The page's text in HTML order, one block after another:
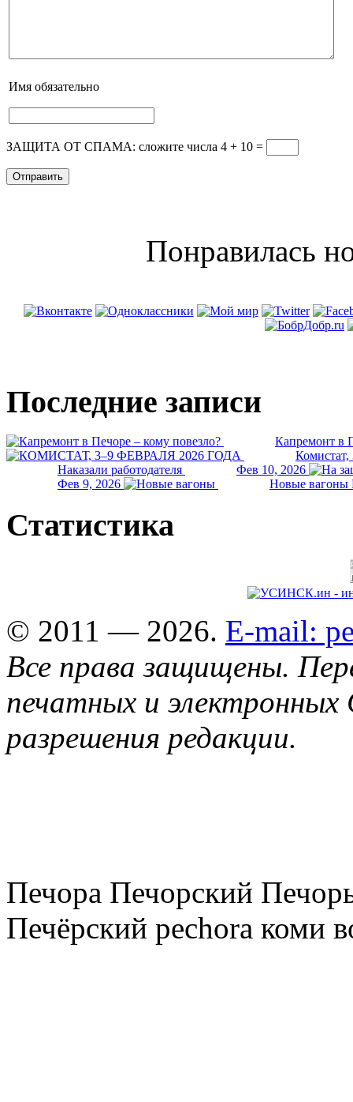
Имя обязательно
ЗАЩИТА ОТ СПАМА: сложите числа 4 + 10 =
Понравилась
Последние записи
Капремонт в
Комистат,
Наказали работодателя
Фев 10, 2026
Фев 9, 2026
Новые вагоны
Статистика
© 2011 — 2026. E-mail:
Все права защищены.
печатных и
разрешения редакции.
Печора Печорский
Печёрский pechora коми